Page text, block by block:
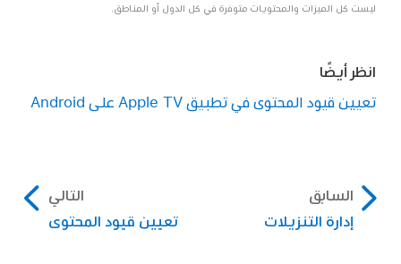
ليست كل الميزات والمحتويات متوفرة في كل الدول أو المناطق.
انظر أيضًا
تعيين قيود المحتوى في تطبيق Apple TV على Android
السابق
إدارة التنزيلات
التالي
تعيين قيود المحتوى